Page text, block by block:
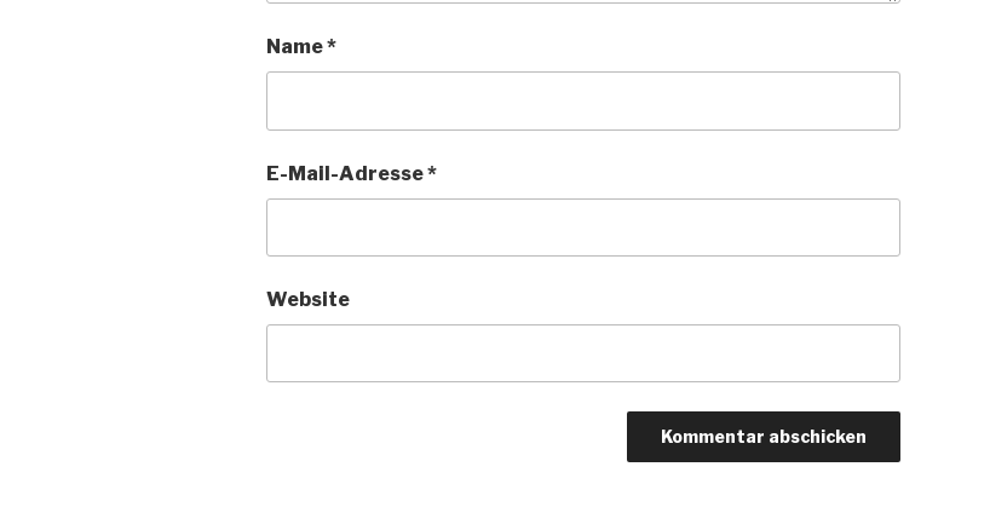
Name*
E-Mail-Adresse*
Website